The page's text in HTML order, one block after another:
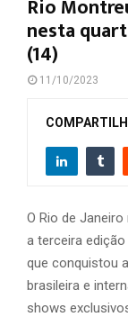
Rio
nesta
(14)
11/10/2023
O Rio de
a terceira
que conquistou
brasileira e
shows